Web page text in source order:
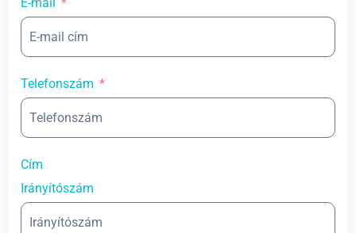
E-mail
Telefonszám
Cím
Irányítószám